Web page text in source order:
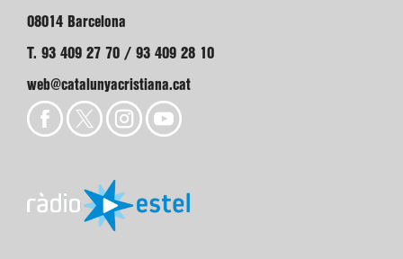
08014 Barcelona
T. 93 409 27 70 / 93 409 28 10
web@catalunyacristiana.cat